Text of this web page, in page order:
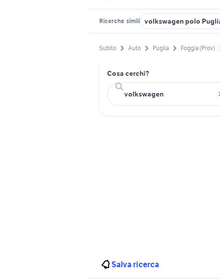
Ricerche simili volkswagen polo
Subito Auto Puglia Foggia (Prov)
Cosa cerchi?
Salva ricerca